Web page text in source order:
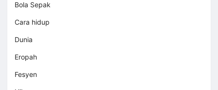
Bola Sepak
Cara hidup
Dunia
Eropah
Fesyen